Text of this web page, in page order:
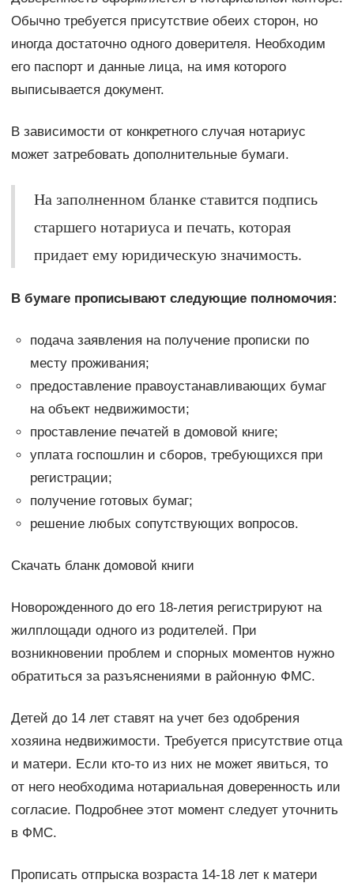
Обычно требуется присутствие обеих сторон, но
иногда достаточно одного доверителя. Необходим
его паспорт и данные лица, на имя которого
выписывается документ.
В зависимости от конкретного случая нотариус
может затребовать дополнительные бумаги.
На заполненном бланке ставится подпись
старшего нотариуса и печать, которая
придает ему юридическую значимость.
В бумаге прописывают следующие полномочия:
подача заявления на получение прописки по
месту проживания;
предоставление правоустанавливающих бумаг
на объект недвижимости;
проставление печатей в домовой книге;
уплата госпошлин и сборов, требующихся при
регистрации;
получение готовых бумаг;
решение любых сопутствующих вопросов.
Скачать бланк домовой книги
Новорожденного до его 18-летия регистрируют на
жилплощади одного из родителей. При
возникновении проблем и спорных моментов нужно
обратиться за разъяснениями в районную ФМС.
Детей до 14 лет ставят на учет без одобрения
хозяина недвижимости. Требуется присутствие отца
и матери. Если кто-то из них не может явиться, то
от него необходима нотариальная доверенность или
согласие. Подробнее этот момент следует уточнить
в ФМС.
Прописать отпрыска возраста 14-18 лет к матери